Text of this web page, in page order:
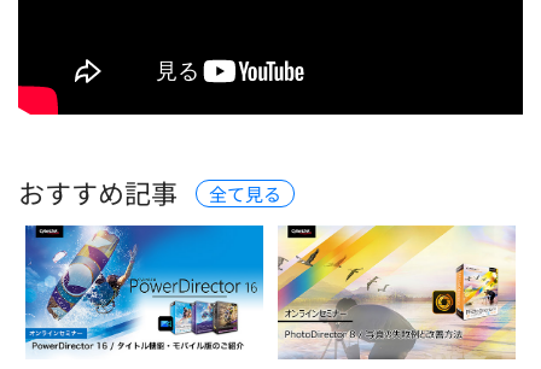
おすすめ記事 全て見る